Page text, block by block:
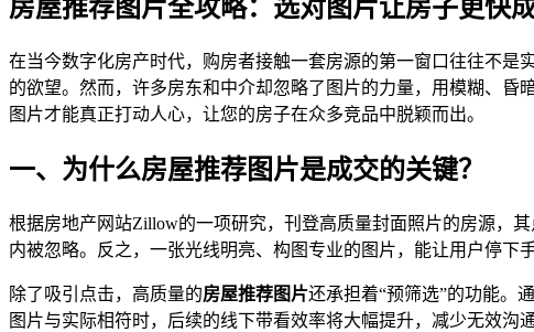
房屋推荐图片全攻略：选对图片让房子更快
在当今数字化房产时代，购房者接触一套房源的第一窗口往往不是
的欲望。然而，许多房东和中介却忽略了图片的力量，用模糊、昏
图片才能真正打动人心，让您的房子在众多竞品中脱颖而出。
一、为什么房屋推荐图片是成交的关键？
根据房地产网站Zillow的一项研究，刊登高质量封面照片的房源，
内被忽略。反之，一张光线明亮、构图专业的图片，能让用户停下
除了吸引点击，高质量的房屋推荐图片还承担着“预筛选”的功能。
图片与实际相符时，后续的线下带看效率将大幅提升，减少无效沟通